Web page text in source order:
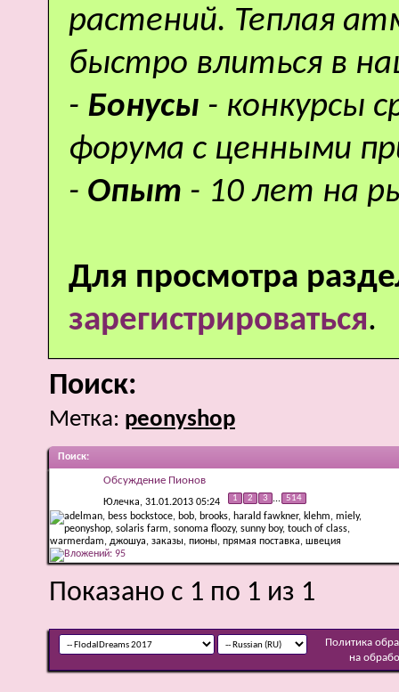
растений. Теплая
быстро влиться в
- Бонусы - конкурсы
форума с ценными
- Опыт - 10 лет на
Для просмотра
зарегистрироваться.
Поиск:
Метка: peonyshop
Поиск:
Обсуждение Пионов
Юлечка, 31.01.2013 05:24 1 2 3 ... 514
Показано с 1 по 1 из 1
Политика
на